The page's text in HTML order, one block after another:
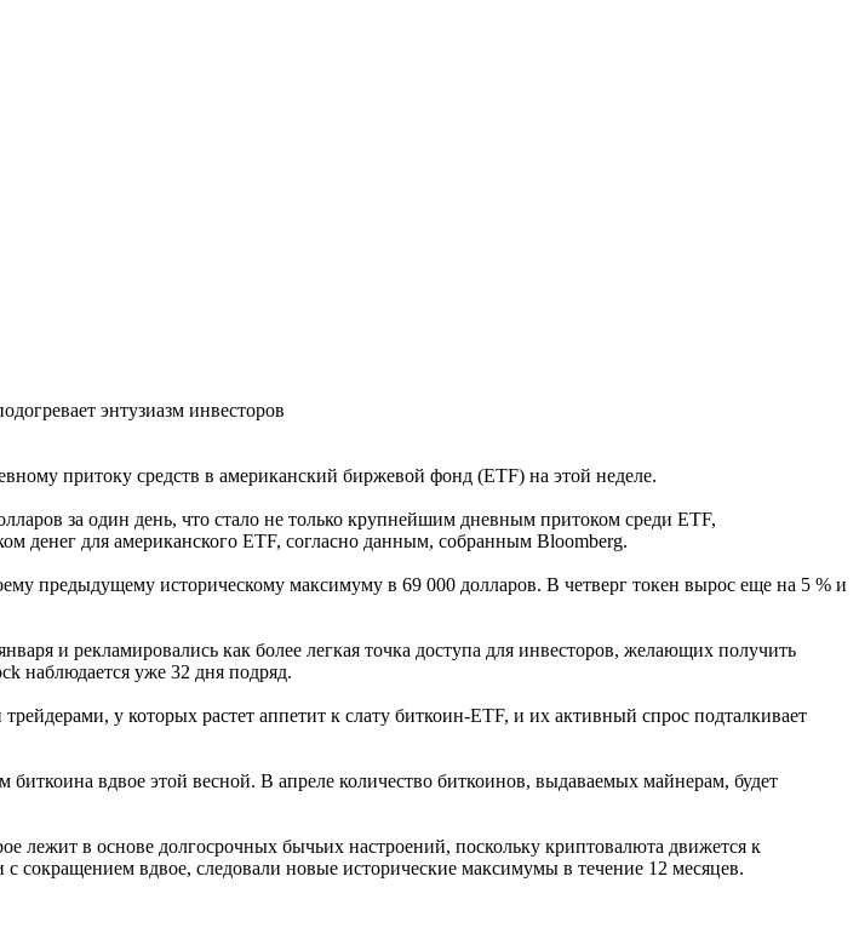
притоку средств в американский биржевой фонд (ETF) на этой неделе.
за один день, что стало не только крупнейшим дневным притоком среди ETF,
для американского ETF, согласно данным, собранным Bloomberg.
предыдущему историческому максимуму в 69 000 долларов. В четверг токен вырос еще на 5 % и
и рекламировались как более легкая точка доступа для инвесторов, желающих получить
наблюдается уже 32 дня подряд.
у которых растет аппетит к слату биткоин-ETF, и их активный спрос подталкивает
вдвое этой весной. В апреле количество биткоинов, выдаваемых майнерам, будет
лежит в основе долгосрочных бычьих настроений, поскольку криптовалюта движется к
вдвое, следовали новые исторические максимумы в течение 12 месяцев.